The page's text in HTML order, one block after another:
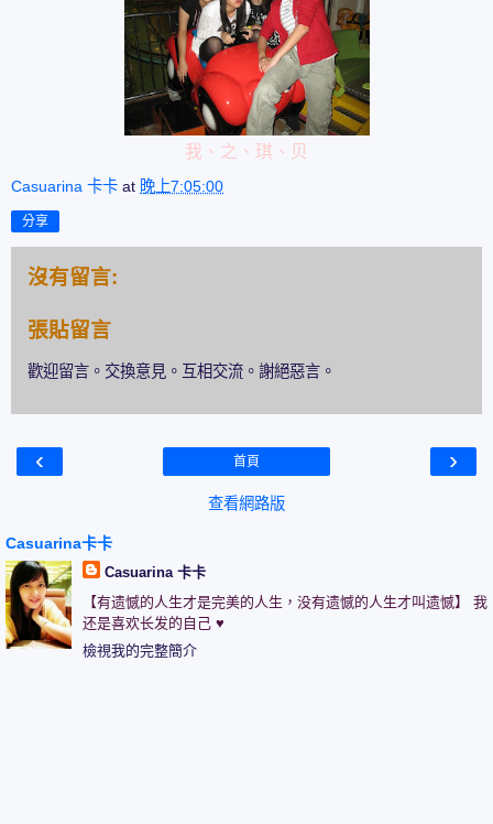
我、之、琪、贝
Casuarina 卡卡 at 晚上7:05:00
分享
沒有留言:
張貼留言
歡迎留言。交換意見。互相交流。謝絕惡言。
‹ ›
首頁
查看網路版
Casuarina卡卡
Casuarina 卡卡
【有遗憾的人生才是完美的人生，没有遗憾的人生才叫遗憾】 我
还是喜欢长发的自己 ♥
檢視我的完整簡介